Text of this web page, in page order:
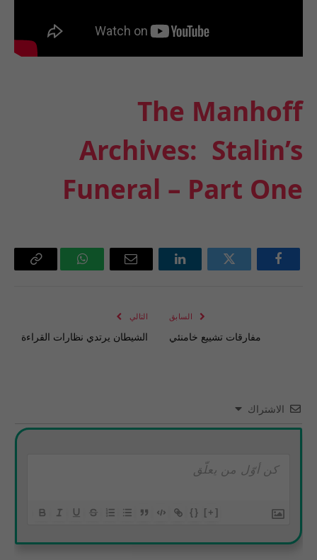
The Manhoff
Archives: Stalin’s
Funeral – Part One
فيسبوك تويتر لينكدإن
البريد
واتساب Copy
السابق
مفارقات تشييع خامنئي
التالي
الشيطان يرتدي نظارات القراءة
الاشتراك
{} [+]